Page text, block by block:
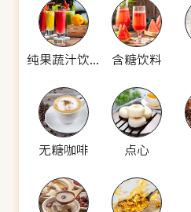
纯果蔬汁饮料 含糖饮料
无糖咖啡 点心